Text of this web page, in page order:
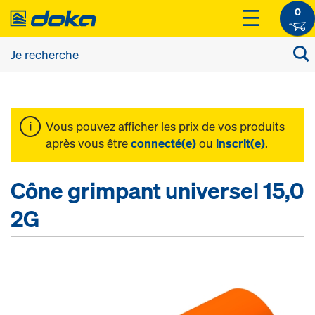
0
Vous pouvez afficher les prix de vos produits
après vous êtreconnecté(e)ou inscrit(e).
Cône grimpant universel 15,0
2G